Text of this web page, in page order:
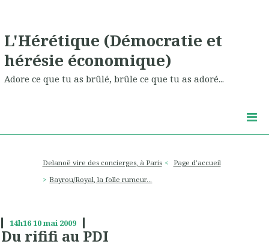
L'Hérétique (Démocratie et
hérésie économique)
Adore ce que tu as brûlé, brûle ce que tu as adoré...
Delanoë vire des concierges, à Paris
Page d'accueil
Bayrou/Royal, la folle rumeur...
14h1610mai 2009
Du rififi au PDI